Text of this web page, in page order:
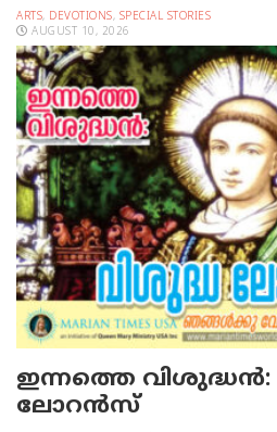
ARTS, DEVOTIONS, SPECIAL STORIES
AUGUST 10, 2026
ഇന്നത്തെ വിശുദ്ധന്‍:
ലോറന്‍സ്‌